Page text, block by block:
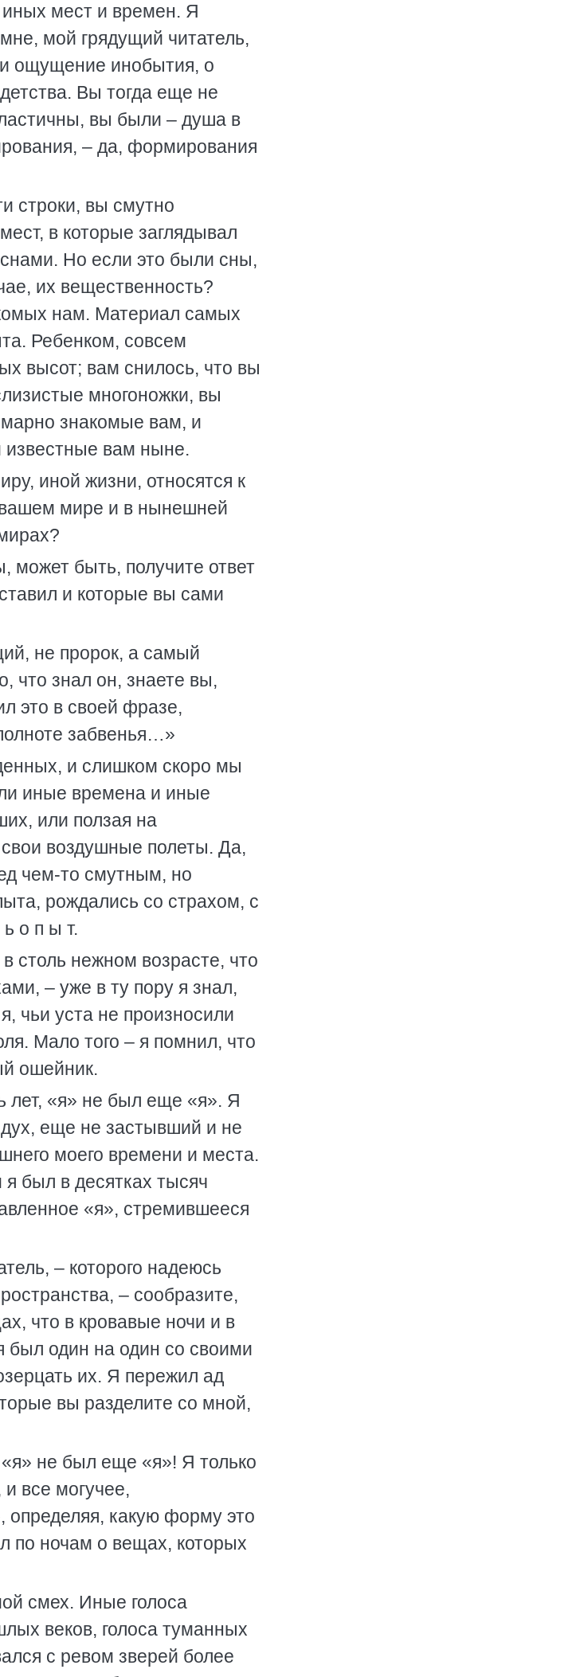
мест и времен. Я
мой грядущий читатель,
и ощущение инобытия, о
Вы тогда еще не
вы были – душа в
– да, формирования
строки, вы смутно
в которые заглядывал
Но если это были сны,
их вещественность?
нам. Материал самых
Ребенком, совсем
высот; вам снилось, что вы
многоножки, вы
знакомые вам, и
известные вам ныне.
иной жизни, относятся к
мире и в нынешней
может быть, получите ответ
и которые вы сами
не пророк, а самый
что знал он, знаете вы,
это в своей фразе,
забвенья…»
и слишком скоро мы
иные времена и иные
или ползая на
воздушные полеты. Да,
чем-то смутным, но
рождались со страхом, с
о п ы т.
столь нежном возрасте, что
– уже в ту пору я знал,
чьи уста не произносили
Мало того – я помнил, что
ошейник.
лет, «я» не был еще «я». Я
еще не застывший и не
моего времени и места.
был в десятках тысяч
«я», стремившееся
– которого надеюсь
– сообразите,
что в кровавые ночи и в
был один на один со своими
их. Я пережил ад
вы разделите со мной,
«я» не был еще «я»! Я только
все могучее,
какую форму это
по ночам о вещах, которых
смех. Иные голоса
веков, голоса туманных
с ревом зверей более